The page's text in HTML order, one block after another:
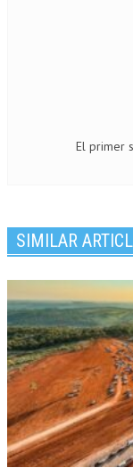
El primer
SIMILAR